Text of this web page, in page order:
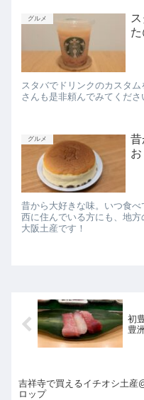
グルメ
スタバでドリンクのカスタ
さんも是非頼んでみてくださ
グルメ
昔
昔から大好きな味。いつ食
西に住んでいる方にも、地
大阪土産です！
初
豊
吉祥寺で買えるイチオシ土産
ロップ